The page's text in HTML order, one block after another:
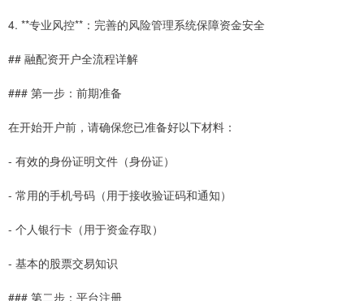
4. **专业风控**：完善的风险管理系统保障资金安全
## 融配资开户全流程详解
### 第一步：前期准备
在开始开户前，请确保您已准备好以下材料：
- 有效的身份证明文件（身份证）
- 常用的手机号码（用于接收验证码和通知）
- 个人银行卡（用于资金存取）
- 基本的股票交易知识
### 第二步：平台注册